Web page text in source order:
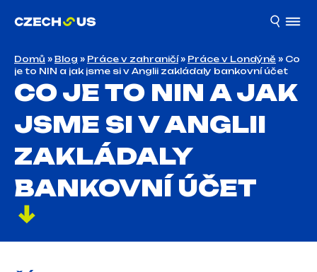
Domů » Blog » Práce v zahraničí» Práce v Londýně » Co
je to NIN a jak jsme si v Anglii zakládaly bankovní účet
CO JE TO NIN A JAK
JSME SI V ANGLII
ZAKLÁDALY
BANKOVNÍ ÚČET